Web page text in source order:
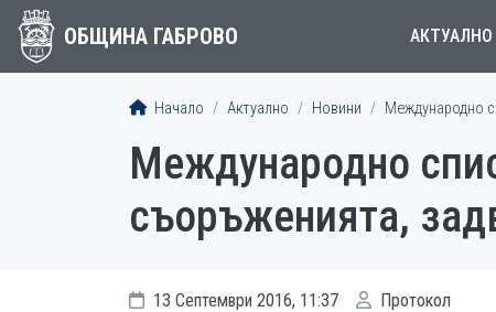
ОБЩИНА ГАБРОВО АКТУАЛНО
Начало Актуално Новини Международно
Международно
съоръженията,
13 Септември 2016, 11:37 Протокол